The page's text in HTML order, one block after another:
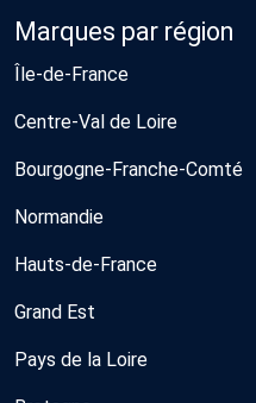
Marques par région
Île-de-France
Centre-Val de Loire
Bourgogne-Franche-Comté
Normandie
Hauts-de-France
Grand Est
Pays de la Loire